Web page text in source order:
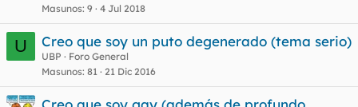
Masunos 9 4 Jul 2018
U Creo que soy un puto degenerado (tema serio)
UBP
Foro General
Masunos 81 21 Dic 2016